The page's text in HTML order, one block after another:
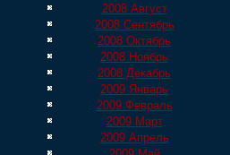
2008 Август
2008 Сентябрь
2008 Октябрь
2008 Ноябрь
2008 Декабрь
2009 Январь
2009 Февраль
2009 Март
2009 Апрель